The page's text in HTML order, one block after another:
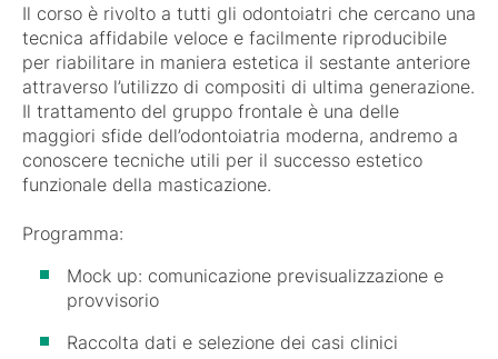
Il corso è rivolto a tutti gli odontoiatri che cercano una
tecnica affidabile veloce e facilmente riproducibile
per riabilitare in maniera estetica il sestante anteriore
attraverso l’utilizzo di compositi di ultima generazione.
Il trattamento del gruppo frontale è una delle
maggiori sfide dell’odontoiatria moderna, andremo a
conoscere tecniche utili per il successo estetico
funzionale della masticazione.
Programma:
Mock up: comunicazione previsualizzazione e
provvisorio
Raccolta dati e selezione dei casi clinici